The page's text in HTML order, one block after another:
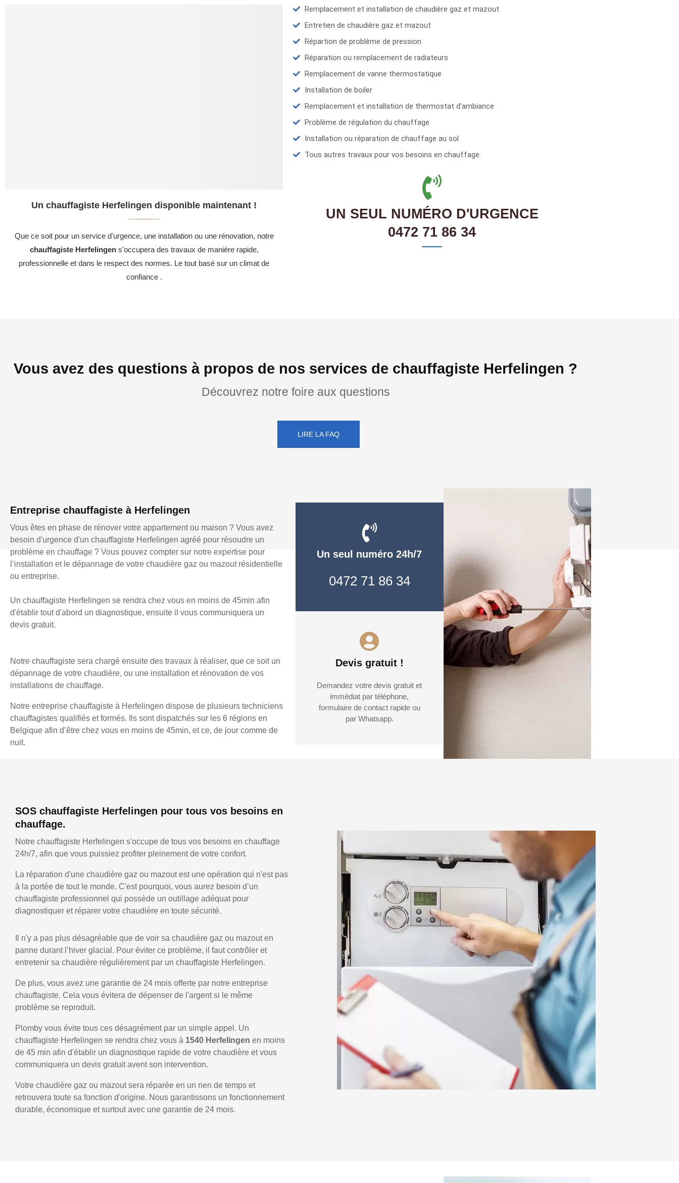
Un chauffagiste Herfelingen disponible maintenant !
Que ce soit pour un service d'urgence, une installation ou une rénovation, notre
chauffagiste Herfelingens'occupera des travaux de manière rapide,
professionnelle et dans le respect des normes. Le tout basé sur un climat de
confiance .
Remplacement et installation de chaudière gaz et mazout
Entretien de chaudière gaz et mazout
Répartion de problème de pression
Réparation ou remplacement de radiateurs
Remplacement de vanne thermostatique
Installation de boiler
Remplacement et installation de thermostat d'ambiance
Problème de régulation du chauffage
Installation ou réparation de chauffage au sol
Tous autres travaux pour vos besoins en chauffage.
UN SEUL NUMÉRO D'URGENCE
0472 71 86 34
Vous avez des questions à propos de nos services de chauffagiste Herfelingen ?
Découvrez notre foire aux questions
LIRE LA FAQ
Entreprise chauffagiste à Herfelingen
Vous êtes en phase de rénover votre appartement ou maison ? Vous avez
besoin d'urgence d'un chauffagiste Herfelingen agréé pour résoudre un
problème en chauffage ? Vous pouvez compter sur notre expertise pour
l’installation et le dépannage de votre chaudière gaz ou mazout résidentielle
ou entreprise.
Un chauffagiste Herfelingen se rendra chez vous en moins de 45min afin
d'établir tout d'abord un diagnostique, ensuite il vous communiquera un
devis gratuit.
Notre chauffagiste sera chargé ensuite des travaux à réaliser, que ce soit un
dépannage de votre chaudière, ou une installation et rénovation de vos
installations de chauffage.
Notre entreprise chauffagiste à Herfelingen dispose de plusieurs techniciens
chauffagistes qualifiés et formés. Ils sont dispatchés sur les 6 régions en
Belgique afin d’être chez vous en moins de 45min, et ce, de jour comme de
nuit.
Un seul numéro 24h/7
0472 71 86 34
Devis gratuit !
Demandez votre devis gratuit et
immédiat par téléphone,
formulaire de contact rapide ou
par Whatsapp.
SOS chauffagiste Herfelingen pour tous vos besoins en
chauffage.
Notre chauffagiste Herfelingen s'occupe de tous vos besoins en chauffage
24h/7, afin que vous puissiez profiter pleinement de votre confort.
La réparation d'une chaudière gaz ou mazout est une opération qui n'est pas
à la portée de tout le monde. C'est pourquoi, vous aurez besoin d’un
chauffagiste professionnel qui possède un outillage adéquat pour
diagnostiquer et réparer votre chaudière en toute sécurité.
Il n'y a pas plus désagréable que de voir sa chaudière gaz ou mazout en
panne durant l’hiver glacial. Pour éviter ce problème, il faut contrôler et
entretenir sa chaudière régulièrement par un chauffagiste Herfelingen.
De plus, vous avez une garantie de 24 mois offerte par notre entreprise
chauffagiste. Cela vous évitera de dépenser de l'argent si le même
problème se reproduit.
Plomby vous évite tous ces désagrément par un simple appel. Un
chauffagiste Herfelingen se rendra chez vous à 1540 Herfelingen en moins
de 45 min afin d'établir un diagnostique rapide de votre chaudière et vous
communiquera un devis gratuit avent son intervention.
Votre chaudière gaz ou mazout sera réparée en un rien de temps et
retrouvera toute sa fonction d'origine. Nous garantissons un fonctionnement
durable, économique et surtout avec une garantie de 24 mois.